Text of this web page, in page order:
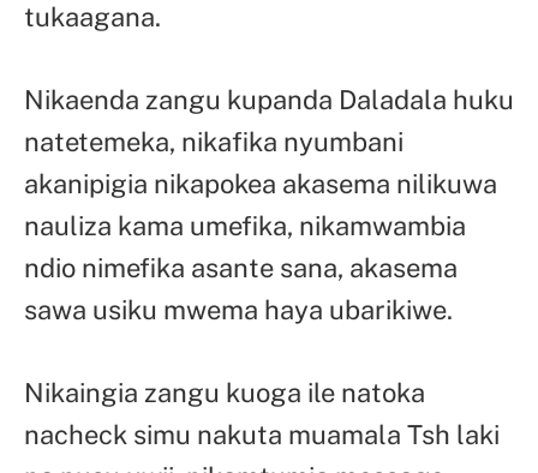
tukaagana.
Nikaenda zangu kupanda Daladala huku
natetemeka, nikafika nyumbani
akanipigia nikapokea akasema nilikuwa
nauliza kama umefika, nikamwambia
ndio nimefika asante sana, akasema
sawa usiku mwema haya ubarikiwe.
Nikaingia zangu kuoga ile natoka
nacheck simu nakuta muamala Tsh laki